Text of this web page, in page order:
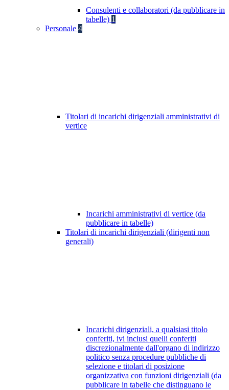
Consulenti e collaboratori (da pubblicare in
tabelle) 1
Personale 4
Titolari di incarichi dirigenziali amministrativi di
vertice
Incarichi amministrativi di vertice (da
pubblicare in tabelle)
Titolari di incarichi dirigenziali (dirigenti non
generali)
Incarichi dirigenziali, a qualsiasi titolo
conferiti, ivi inclusi quelli conferiti
discrezionalmente dall'organo di indirizzo
politico senza procedure pubbliche di
selezione e titolari di posizione
organizzativa con funzioni dirigenziali (da
pubblicare in tabelle che distinguano le